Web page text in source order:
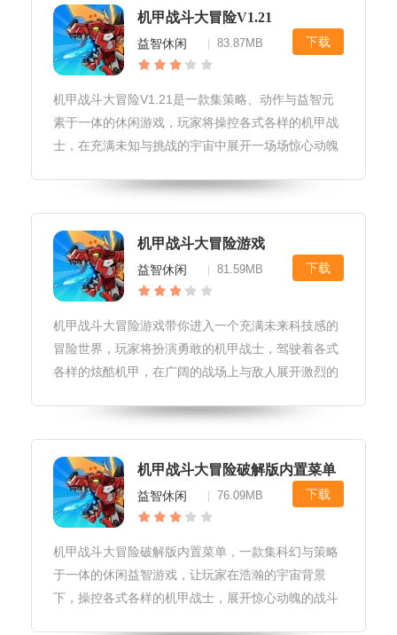
机甲战斗大冒险V1.21
益智休闲 83.87MB 下载
机甲战斗大冒险V1.21是一款集策略、动作与益智元
素于一体的休闲游戏，玩家将操控各式各样的机甲战
士，在充满未知与挑战的宇宙中展开一场场惊心动魄
特的战斗机制，为玩家带来前所未有的游戏体验。机
甲战斗大冒险V1.21游戏
机甲战斗大冒险游戏
益智休闲 81.59MB 下载
机甲战斗大冒险游戏带你进入一个充满未来科技感的
冒险世界，玩家将扮演勇敢的机甲战士，驾驶着各式
各样的炫酷机甲，在广阔的战场上与敌人展开激烈的
未有的战斗快感与成就感。机甲战斗大冒险游戏游戏
模式1.单人挑战模式：玩家可以
机甲战斗大冒险破解版内置菜单
益智休闲 76.09MB 下载
机甲战斗大冒险破解版内置菜单，一款集科幻与策略
于一体的休闲益智游戏，让玩家在浩瀚的宇宙背景
下，操控各式各样的机甲战士，展开惊心动魄的战斗